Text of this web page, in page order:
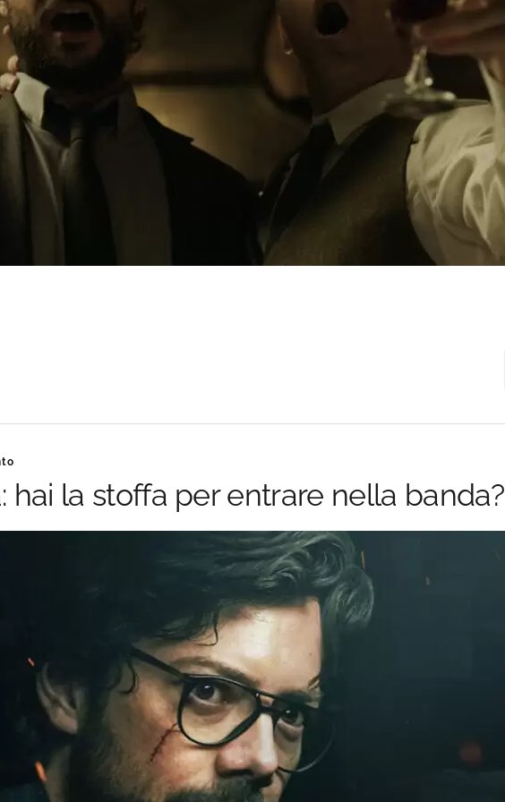
hai la stoffa per entrare nella banda?